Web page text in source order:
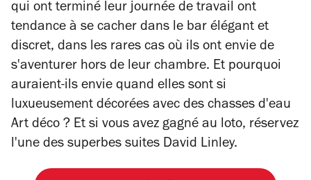
qui ont terminé leur journée de travail ont
tendance à se cacher dans le bar élégant et
discret, dans les rares cas où ils ont envie de
s'aventurer hors de leur chambre. Et pourquoi
auraient-ils envie quand elles sont si
luxueusement décorées avec des chasses d'eau
Art déco ? Et si vous avez gagné au loto, réservez
l'une des superbes suites David Linley.